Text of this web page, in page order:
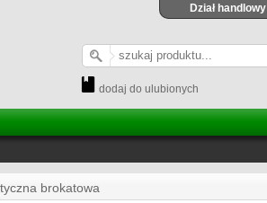
Dział handlowy
dodaj do ulubionych
brokatowa